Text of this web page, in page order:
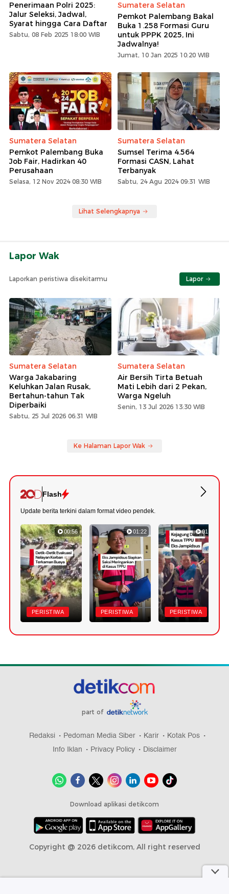
Penerimaan Polri 2025:
Jalur Seleksi, Jadwal,
Syarat hingga Cara Daftar
Sabtu, 08 Feb 2025 18:00 WIB
Sumatera Selatan
Pemkot Palembang Bakal
Buka 1.258 Formasi Guru
untuk PPPK 2025, Ini
Jadwalnya!
Jumat, 10 Jan 2025 10:20 WIB
Sumatera Selatan
Pemkot Palembang Buka
Job Fair, Hadirkan 40
Perusahaan
Selasa, 12 Nov 2024 08:30 WIB
Sumatera Selatan
Sumsel Terima 4.564
Formasi CASN, Lahat
Terbanyak
Sabtu, 24 Agu 2024 09:31 WIB
Lihat Selengkapnya
Lapor Wak
Laporkan peristiwa disekitarmu Lapor
Sumatera Selatan
Warga Jakabaring
Keluhkan Jalan Rusak,
Bertahun-tahun Tak
Diperbaiki
Sabtu, 25 Jul 2026 06:31 WIB
Sumatera Selatan
Air Bersih Tirta Betuah
Mati Lebih dari 2 Pekan,
Warga Ngeluh
Senin, 13 Jul 2026 13:30 WIB
Ke Halaman Lapor Wak
Flash
Update berita terkini dalam format video pendek.
00:56
PERISTIWA
01:22
PERISTIWA
01:18
PERISTIWA
part of
Redaksi Pedoman Media Siber Karir
Kotak Pos
Info Iklan
Privacy Policy Disclaimer
Download aplikasi detikcom
Copyright @ 2026 detikcom, All right reserved